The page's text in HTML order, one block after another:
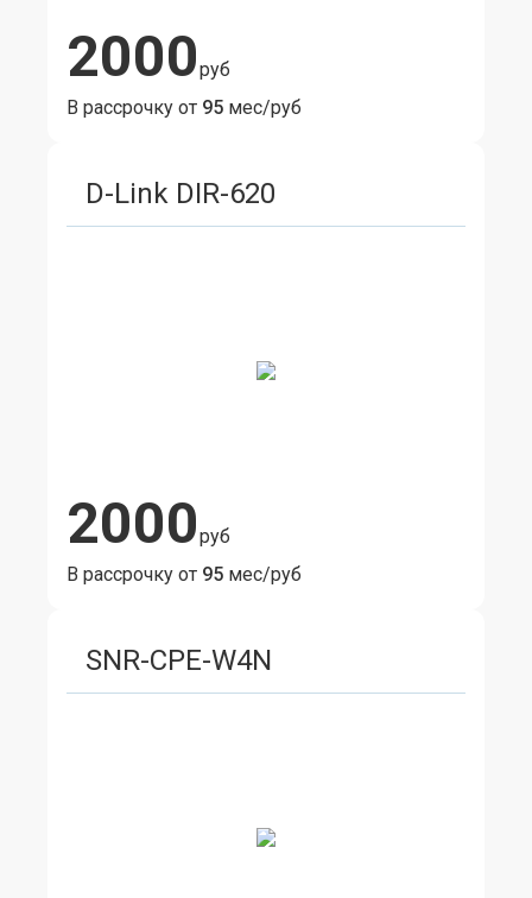
2000руб
В рассрочку от 95 мес/руб
D-Link DIR-620
2000руб
В рассрочку от 95 мес/руб
SNR-CPE-W4N